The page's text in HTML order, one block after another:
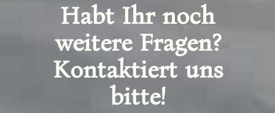
Habt Ihr noch
weitere Fragen?
Kontaktiert uns
bitte!